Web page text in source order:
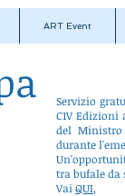
ART Event
Servizio
C1V
del Ministro
durante
tra bufale da
Vai QUI,